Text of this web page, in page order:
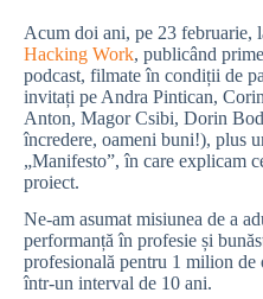
Acum doi ani, pe 23 februarie,
Hacking Work, publicând
podcast, filmate în condiții de
invitați pe Andra Pintican,
Anton, Magor Csibi, Dorin
încredere, oameni buni!), plus
„Manifesto”, în care explicam
proiect.
Ne-am asumat misiunea de a
performanță în profesie și
profesională pentru 1 milion de
într-un interval de 10 ani.